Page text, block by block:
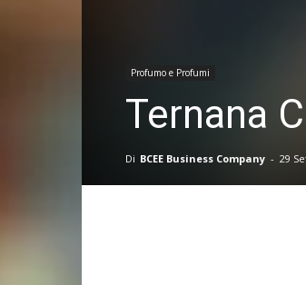
Profumo e Profumi
Ternana
Di BCEE Business Company - 29